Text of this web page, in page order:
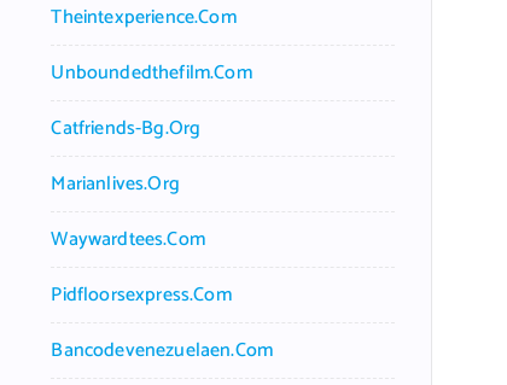
Theintexperience.com
Unboundedthefilm.com
Catfriends-Bg.org
Marianlives.org
Waywardtees.com
Pidfloorsexpress.com
Bancodevenezuelaen.com